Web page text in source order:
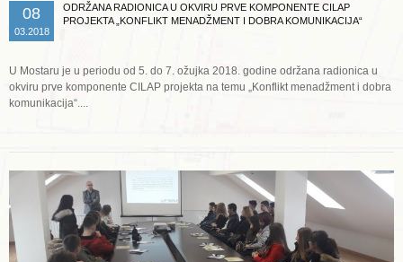
08
03.2018
ODRŽANA RADIONICA U OKVIRU PRVE KOMPONENTE CILAP
PROJEKTA „KONFLIKT MENADŽMENT I DOBRA KOMUNIKACIJA“
U Mostaru je u periodu od 5. do 7. ožujka 2018. godine održana radionica u
okviru prve komponente CILAP projekta na temu „Konflikt menadžment i dobra
komunikacija“....